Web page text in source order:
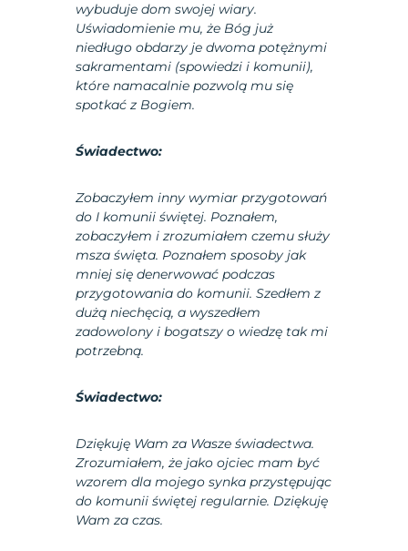
wybuduje dom swojej wiary.
Uświadomienie mu, że Bóg już
niedługo obdarzy je dwoma potężnymi
sakramentami (spowiedzi i komunii),
które namacalnie pozwolą mu się
spotkać z Bogiem.
Świadectwo:
Zobaczyłem inny wymiar przygotowań
do I komunii świętej. Poznałem,
zobaczyłem i zrozumiałem czemu służy
msza święta. Poznałem sposoby jak
mniej się denerwować podczas
przygotowania do komunii. Szedłem z
dużą niechęcią, a wyszedłem
zadowolony i bogatszy o wiedzę tak mi
potrzebną.
Świadectwo:
Dziękuję Wam za Wasze świadectwa.
Zrozumiałem, że jako ojciec mam być
wzorem dla mojego synka przystępując
do komunii świętej regularnie. Dziękuję
Wam za czas.